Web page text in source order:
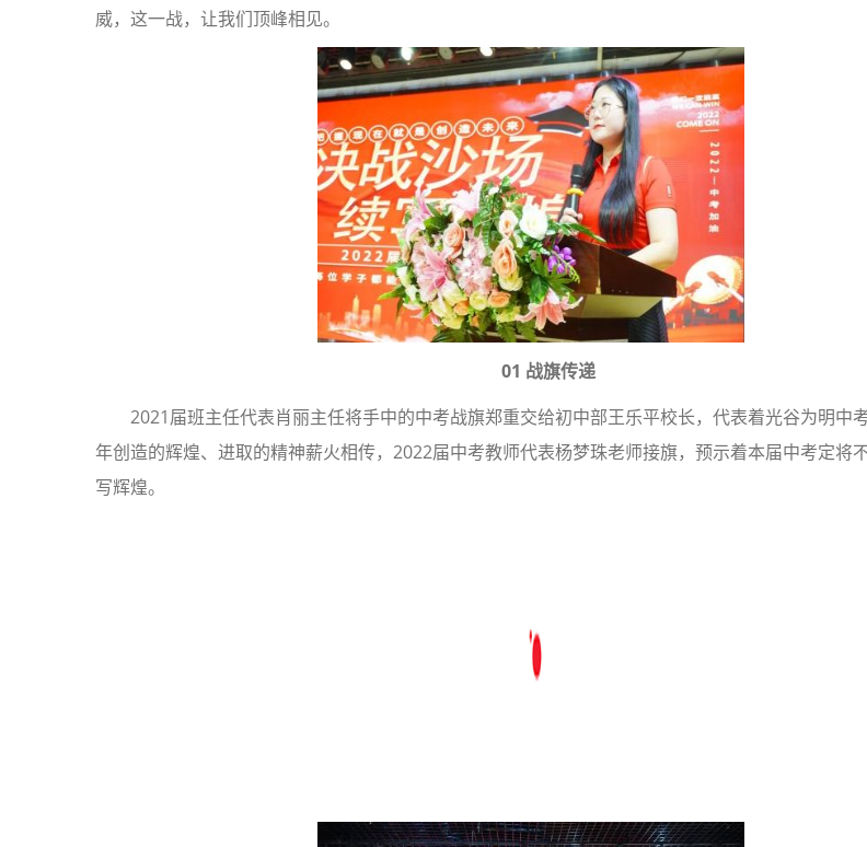
威，这一战，让我们顶峰相见。
01 战旗传递
2021届班主任代表肖丽主任将手中的中考战旗郑重交给初中部王乐平校长，代表着光谷为明中
年创造的辉煌、进取的精神薪火相传，2022届中考教师代表杨梦珠老师接旗，预示着本届中考定将
写辉煌。